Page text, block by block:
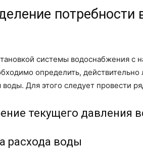
системы водоснабжения с
определить,
воды. Для этого следует провести
текущего давления
расхода воды